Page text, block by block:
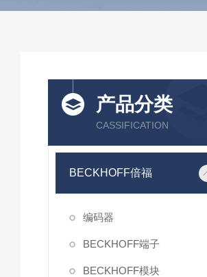
产品分类
CASSIFICATION
BECKHOFF倍福
编码器
BECKHOFF端子
BECKHOFF模块